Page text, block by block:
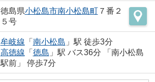
徳島県小松島市南小松島町７番２
５号
牟岐線 「 南小松島 」駅 徒歩3分
高徳線 「 徳島 」駅 バス36分 「南小松島
駅前」 停歩7分